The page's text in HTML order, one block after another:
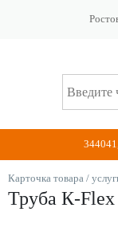
Карточка товара /
Труба К-